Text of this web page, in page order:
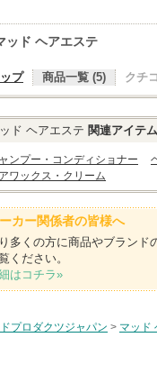
ッド ヘアエステ
ップ 商品一覧 (5) クチ
ド ヘアエステ 関連アイテ
ンプー・コンディショナー
ワックス・クリーム
カー関係者の皆様へ
多くの方に商品やブランド
ください。
はコチラ»
プロダクツジャパン > マッド